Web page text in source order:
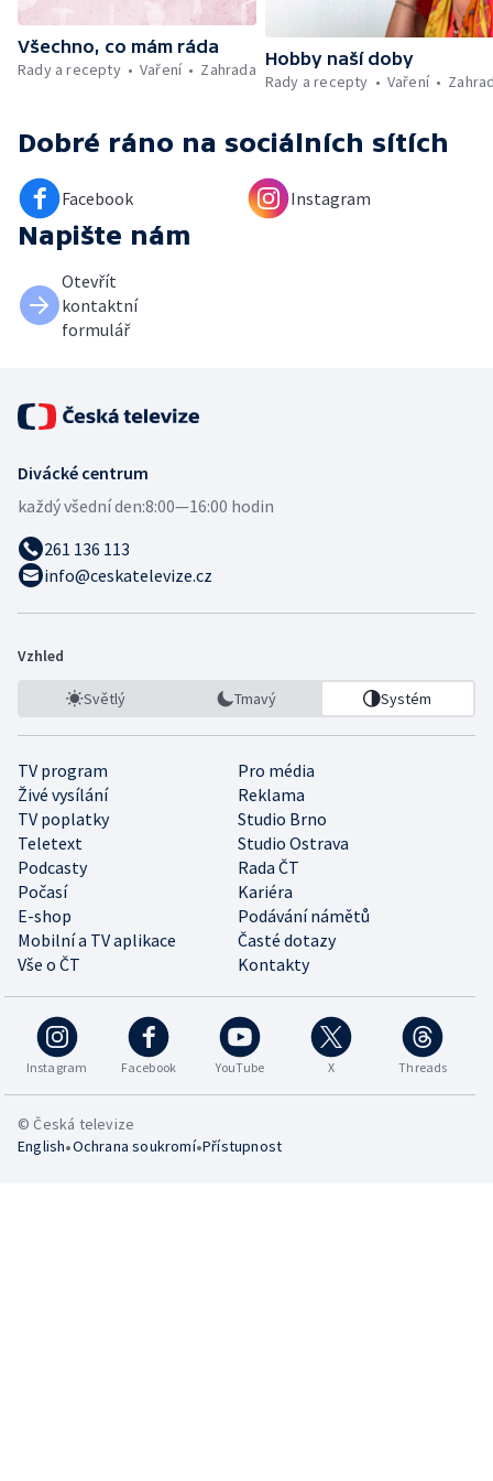
Všechno, co mám ráda
Rady a recepty
Vaření Zahrada
Hobby naší doby
Rady a recepty
Vaření
Dobré ráno na sociálních sítích
Facebook Instagram
Napište nám
Otevřít
kontaktní
formulář
Divácké centrum
každý všední den:8:00—16:00 hodin
261 136 113
info@ceskatelevize.cz
Vzhled
Světlý Tmavý Systém
TV program
Pro média
Živé vysílání
Reklama
TV poplatky
Studio Brno
Teletext
Studio Ostrava
Podcasty
Rada ČT
Počasí
Kariéra
E-shop
Podávání námětů
Mobilní a TV aplikace
Časté dotazy
Vše o ČT
Kontakty
Instagram Facebook YouTube X Threads
© Česká televize
English•Ochrana soukromí•Přístupnost